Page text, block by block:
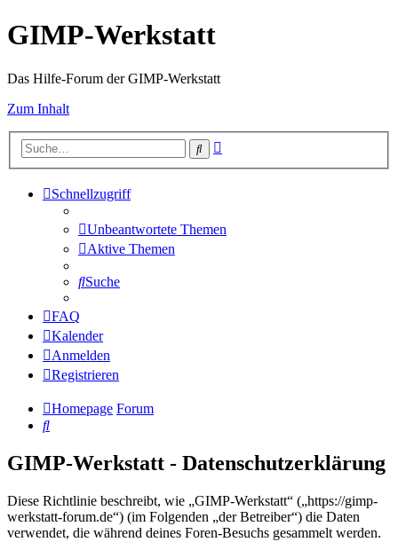
GIMP-Werkstatt
Das Hilfe-Forum der GIMP-Werkstatt
Zum Inhalt
Suche
Schnellzugriff
Unbeantwortete Themen
Aktive Themen
Suche
FAQ
Kalender
Anmelden
Registrieren
Homepage Forum
Suche
GIMP-Werkstatt - Datenschutzerklärung
Diese Richtlinie beschreibt, wie „GIMP-Werkstatt“ („https://gimp-
werkstatt-forum.de“) (im Folgenden „der Betreiber“) die Daten
verwendet, die während deines Foren-Besuchs gesammelt werden.